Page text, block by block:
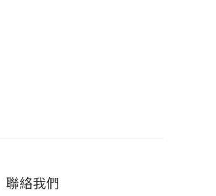
聯絡我們